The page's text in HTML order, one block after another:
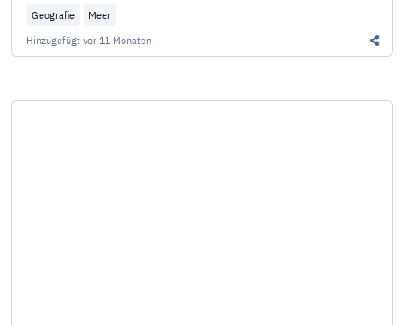
Geografie
Meer
Hinzugefügt vor 11 Monaten